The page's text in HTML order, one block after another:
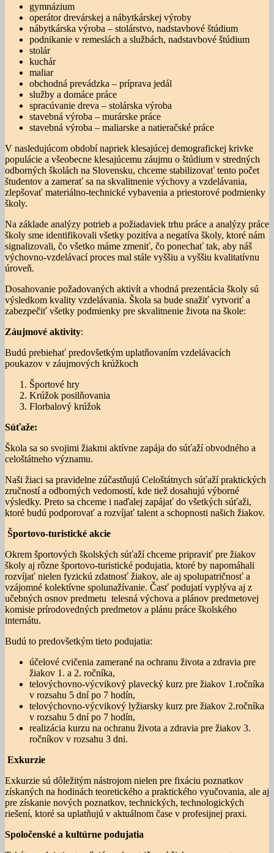
gymnázium
operátor drevárskej a nábytkárskej výroby
nábytkárska výroba – stolárstvo, nadstavbové štúdium
podnikanie v remeslách a službách, nadstavbové štúdium
stolár
kuchár
maliar
obchodná prevádzka – príprava jedál
služby a domáce práce
spracúvanie dreva – stolárska výroba
stavebná výroba – murárske práce
stavebná výroba – maliarske a natieračské práce
V nasledujúcom období napriek klesajúcej demografickej krivke
populácie a všeobecne klesajúcemu záujmu o štúdium v stredných
odborných školách na Slovensku, chceme stabilizovať tento počet
študentov a zamerať sa na skvalitnenie výchovy a vzdelávania,
zlepšovať materiálno-technické vybavenia a priestorové podmienky
školy.
Na základe analýzy potrieb a požiadaviek trhu práce a analýzy práce
školy sme identifikovali všetky pozitíva a negatíva školy, ktoré nám
signalizovali, čo všetko máme zmeniť, čo ponechať tak, aby náš
výchovno-vzdelávací proces mal stále vyššiu a vyššiu kvalitatívnu
úroveň.
Dosahovanie požadovaných aktivít a vhodná prezentácia školy sú
výsledkom kvality vzdelávania. Škola sa bude snažiť vytvoriť a
zabezpečiť všetky podmienky pre skvalitnenie života na škole:
Záujmové aktivity:
Budú prebiehať predovšetkým uplatňovaním vzdelávacích
poukazov v záujmových krúžkoch
Športové hry
Krúžok posilňovania
Florbalový krúžok
Súťaže:
Škola sa so svojimi žiakmi aktívne zapája do súťaží obvodného a
celoštátneho významu.
Naši žiaci sa pravidelne zúčastňujú Celoštátnych súťaží praktických
zručností a odborných vedomostí, kde tiež dosahujú výborné
výsledky. Preto sa chceme i naďalej zapájať do všetkých súťaži,
ktoré budú podporovať a rozvíjať talent a schopnosti našich žiakov.
Športovo-turistické akcie
Okrem športových školských súťaží chceme pripraviť pre žiakov
školy aj rôzne športovo-turistické podujatia, ktoré by napomáhali
rozvíjať nielen fyzickú zdatnosť žiakov, ale aj spolupatričnosť a
vzájomné kolektívne spolunažívanie. Časť podujatí vyplýva aj z
učebných osnov predmetu telesná výchova a plánov predmetovej
komisie prírodovedných predmetov a plánu práce školského
internátu.
Budú to predovšetkým tieto podujatia:
účelové cvičenia zamerané na ochranu života a zdravia pre
žiakov 1. a 2. ročníka,
telovýchovno-výcvikový plavecký kurz pre žiakov 1.ročníka
v rozsahu 5 dní po 7 hodín,
telovýchovno-výcvikový lyžiarsky kurz pre žiakov 2.ročníka
v rozsahu 5 dní po 7 hodín,
realizácia kurzu na ochranu života a zdravia pre žiakov 3.
ročníkov v rozsahu 3 dni.
Exkurzie
Exkurzie sú dôležitým nástrojom nielen pre fixáciu poznatkov
získaných na hodinách teoretického a praktického vyučovania, ale aj
pre získanie nových poznatkov, technických, technologických
riešení, ktoré sa uplatňujú v aktuálnom čase v profesijnej praxi.
Spoločenské a kultúrne podujatia